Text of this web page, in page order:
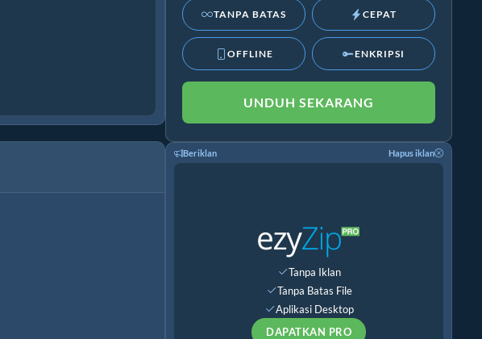
TANPA BATAS CEPAT
OFFLINE ENKRIPSI
UNDUH SEKARANG
Beriklan Hapus iklan
Tanpa Iklan
Tanpa Batas File
Aplikasi Desktop
DAPATKAN PRO